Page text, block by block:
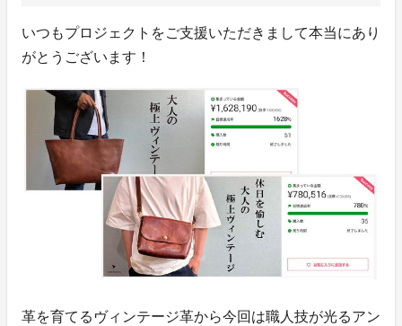
いつもプロジェクトをご支援いただきまして本当にあり
がとうございます！
革を育てるヴィンテージ革から今回は職人技が光るアン